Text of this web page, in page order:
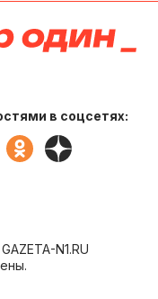
в соцсетях:
N1.RU